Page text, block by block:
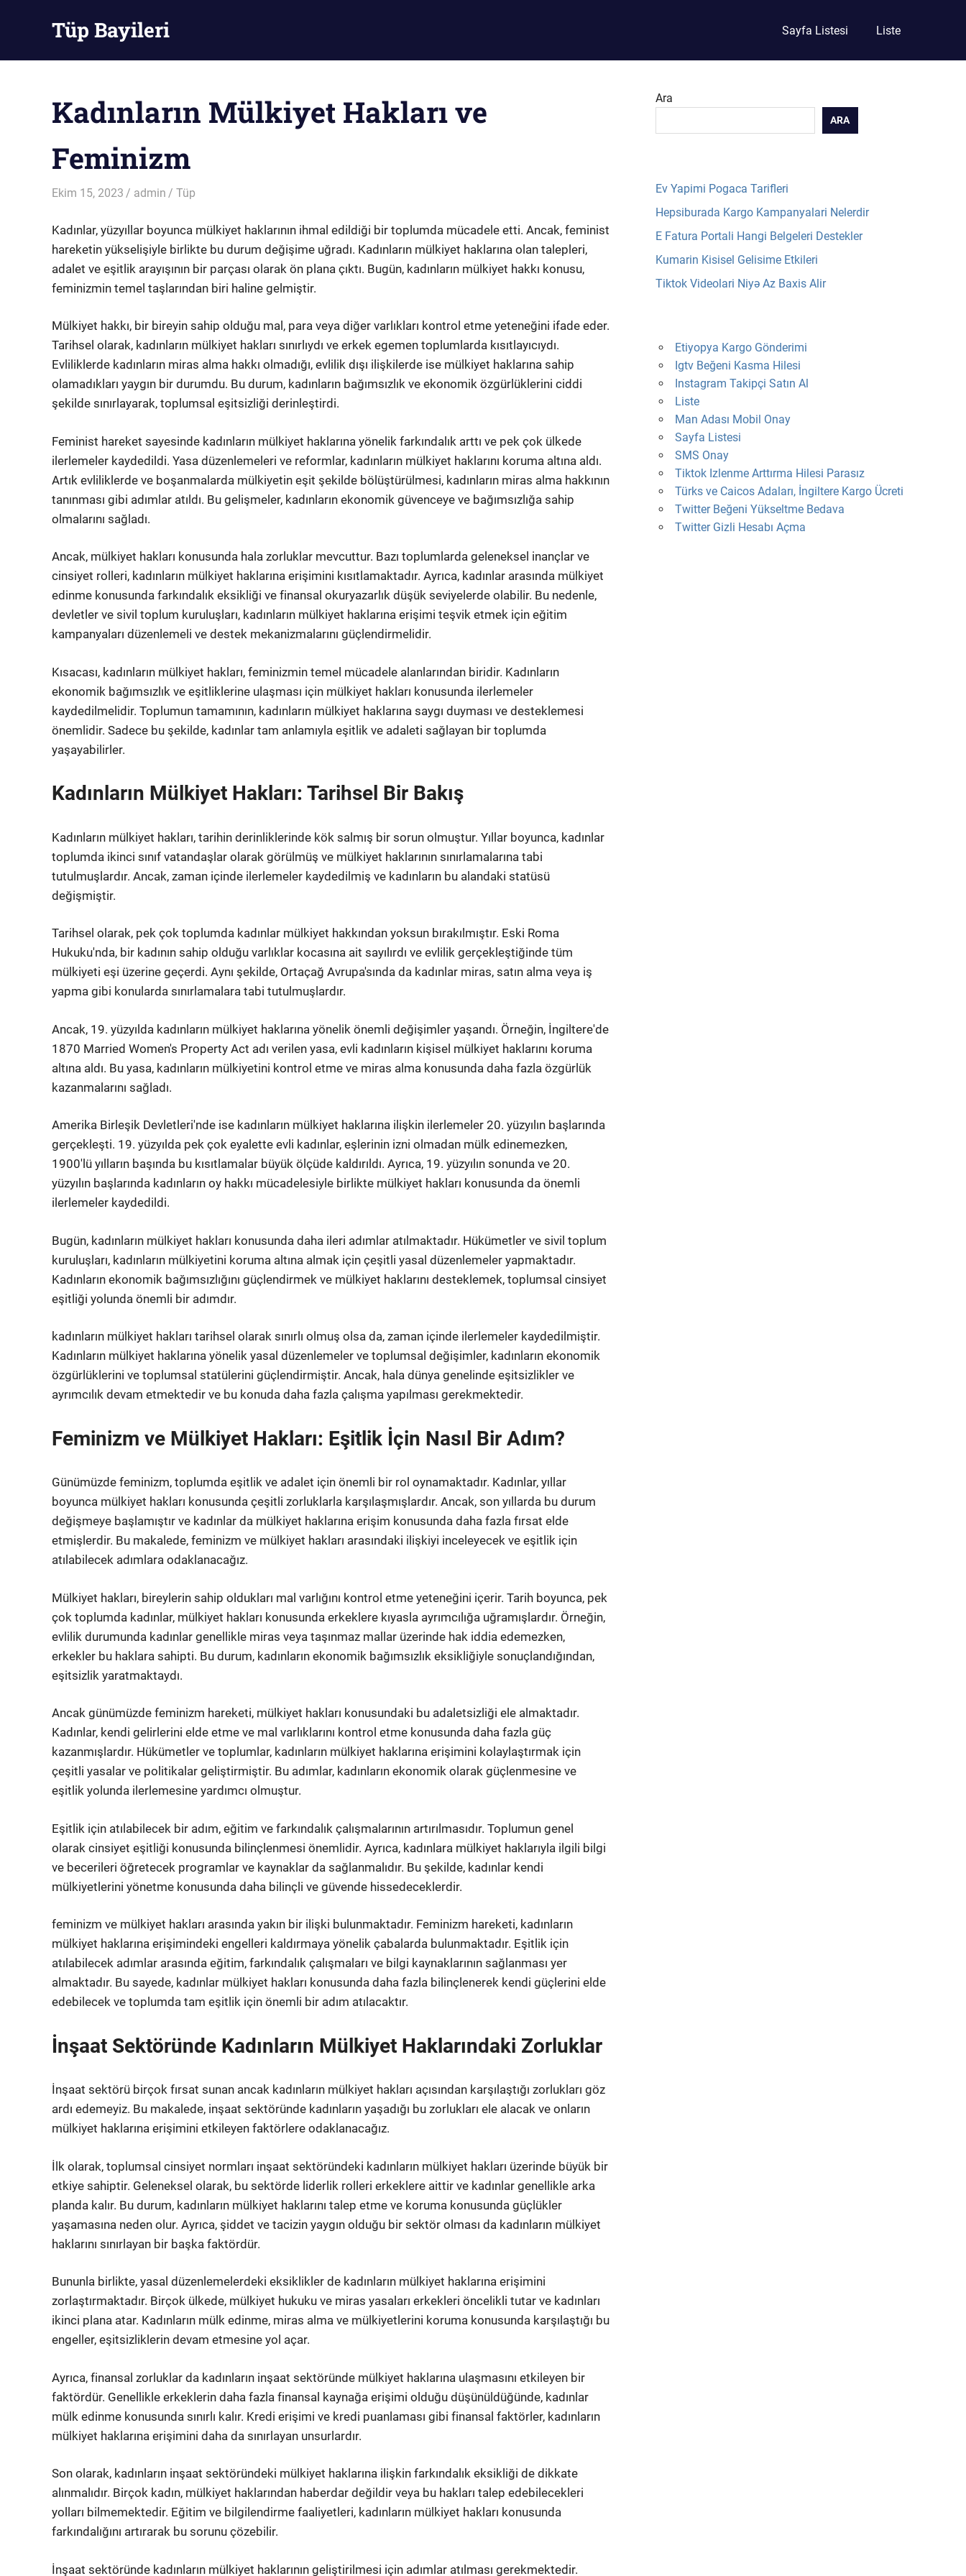
Tüp Bayileri Sayfa Listesi Liste
Kadınların Mülkiyet Hakları ve
Feminizm
Ekim 15, 2023 admin Tüp
Kadınlar, yüzyıllar boyunca mülkiyet haklarının ihmal edildiği bir toplumda mücadele etti. Ancak, feminist
hareketin yükselişiyle birlikte bu durum değişime uğradı. Kadınların mülkiyet haklarına olan talepleri,
adalet ve eşitlik arayışının bir parçası olarak ön plana çıktı. Bugün, kadınların mülkiyet hakkı konusu,
feminizmin temel taşlarından biri haline gelmiştir.
Mülkiyet hakkı, bir bireyin sahip olduğu mal, para veya diğer varlıkları kontrol etme yeteneğini ifade eder.
Tarihsel olarak, kadınların mülkiyet hakları sınırlıydı ve erkek egemen toplumlarda kısıtlayıcıydı.
Evliliklerde kadınların miras alma hakkı olmadığı, evlilik dışı ilişkilerde ise mülkiyet haklarına sahip
olamadıkları yaygın bir durumdu. Bu durum, kadınların bağımsızlık ve ekonomik özgürlüklerini ciddi
şekilde sınırlayarak, toplumsal eşitsizliği derinleştirdi.
Feminist hareket sayesinde kadınların mülkiyet haklarına yönelik farkındalık arttı ve pek çok ülkede
ilerlemeler kaydedildi. Yasa düzenlemeleri ve reformlar, kadınların mülkiyet haklarını koruma altına aldı.
Artık evliliklerde ve boşanmalarda mülkiyetin eşit şekilde bölüştürülmesi, kadınların miras alma hakkının
tanınması gibi adımlar atıldı. Bu gelişmeler, kadınların ekonomik güvenceye ve bağımsızlığa sahip
olmalarını sağladı.
Ancak, mülkiyet hakları konusunda hala zorluklar mevcuttur. Bazı toplumlarda geleneksel inançlar ve
cinsiyet rolleri, kadınların mülkiyet haklarına erişimini kısıtlamaktadır. Ayrıca, kadınlar arasında mülkiyet
edinme konusunda farkındalık eksikliği ve finansal okuryazarlık düşük seviyelerde olabilir. Bu nedenle,
devletler ve sivil toplum kuruluşları, kadınların mülkiyet haklarına erişimi teşvik etmek için eğitim
kampanyaları düzenlemeli ve destek mekanizmalarını güçlendirmelidir.
Kısacası, kadınların mülkiyet hakları, feminizmin temel mücadele alanlarından biridir. Kadınların
ekonomik bağımsızlık ve eşitliklerine ulaşması için mülkiyet hakları konusunda ilerlemeler
kaydedilmelidir. Toplumun tamamının, kadınların mülkiyet haklarına saygı duyması ve desteklemesi
önemlidir. Sadece bu şekilde, kadınlar tam anlamıyla eşitlik ve adaleti sağlayan bir toplumda
yaşayabilirler.
Kadınların Mülkiyet Hakları: Tarihsel Bir Bakış
Kadınların mülkiyet hakları, tarihin derinliklerinde kök salmış bir sorun olmuştur. Yıllar boyunca, kadınlar
toplumda ikinci sınıf vatandaşlar olarak görülmüş ve mülkiyet haklarının sınırlamalarına tabi
tutulmuşlardır. Ancak, zaman içinde ilerlemeler kaydedilmiş ve kadınların bu alandaki statüsü
değişmiştir.
Tarihsel olarak, pek çok toplumda kadınlar mülkiyet hakkından yoksun bırakılmıştır. Eski Roma
Hukuku'nda, bir kadının sahip olduğu varlıklar kocasına ait sayılırdı ve evlilik gerçekleştiğinde tüm
mülkiyeti eşi üzerine geçerdi. Aynı şekilde, Ortaçağ Avrupa'sında da kadınlar miras, satın alma veya iş
yapma gibi konularda sınırlamalara tabi tutulmuşlardır.
Ancak, 19. yüzyılda kadınların mülkiyet haklarına yönelik önemli değişimler yaşandı. Örneğin, İngiltere'de
1870 Married Women's Property Act adı verilen yasa, evli kadınların kişisel mülkiyet haklarını koruma
altına aldı. Bu yasa, kadınların mülkiyetini kontrol etme ve miras alma konusunda daha fazla özgürlük
kazanmalarını sağladı.
Amerika Birleşik Devletleri'nde ise kadınların mülkiyet haklarına ilişkin ilerlemeler 20. yüzyılın başlarında
gerçekleşti. 19. yüzyılda pek çok eyalette evli kadınlar, eşlerinin izni olmadan mülk edinemezken,
1900'lü yılların başında bu kısıtlamalar büyük ölçüde kaldırıldı. Ayrıca, 19. yüzyılın sonunda ve 20.
yüzyılın başlarında kadınların oy hakkı mücadelesiyle birlikte mülkiyet hakları konusunda da önemli
ilerlemeler kaydedildi.
Bugün, kadınların mülkiyet hakları konusunda daha ileri adımlar atılmaktadır. Hükümetler ve sivil toplum
kuruluşları, kadınların mülkiyetini koruma altına almak için çeşitli yasal düzenlemeler yapmaktadır.
Kadınların ekonomik bağımsızlığını güçlendirmek ve mülkiyet haklarını desteklemek, toplumsal cinsiyet
eşitliği yolunda önemli bir adımdır.
kadınların mülkiyet hakları tarihsel olarak sınırlı olmuş olsa da, zaman içinde ilerlemeler kaydedilmiştir.
Kadınların mülkiyet haklarına yönelik yasal düzenlemeler ve toplumsal değişimler, kadınların ekonomik
özgürlüklerini ve toplumsal statülerini güçlendirmiştir. Ancak, hala dünya genelinde eşitsizlikler ve
ayrımcılık devam etmektedir ve bu konuda daha fazla çalışma yapılması gerekmektedir.
Feminizm ve Mülkiyet Hakları: Eşitlik İçin Nasıl Bir Adım?
Günümüzde feminizm, toplumda eşitlik ve adalet için önemli bir rol oynamaktadır. Kadınlar, yıllar
boyunca mülkiyet hakları konusunda çeşitli zorluklarla karşılaşmışlardır. Ancak, son yıllarda bu durum
değişmeye başlamıştır ve kadınlar da mülkiyet haklarına erişim konusunda daha fazla fırsat elde
etmişlerdir. Bu makalede, feminizm ve mülkiyet hakları arasındaki ilişkiyi inceleyecek ve eşitlik için
atılabilecek adımlara odaklanacağız.
Mülkiyet hakları, bireylerin sahip oldukları mal varlığını kontrol etme yeteneğini içerir. Tarih boyunca, pek
çok toplumda kadınlar, mülkiyet hakları konusunda erkeklere kıyasla ayrımcılığa uğramışlardır. Örneğin,
evlilik durumunda kadınlar genellikle miras veya taşınmaz mallar üzerinde hak iddia edemezken,
erkekler bu haklara sahipti. Bu durum, kadınların ekonomik bağımsızlık eksikliğiyle sonuçlandığından,
eşitsizlik yaratmaktaydı.
Ancak günümüzde feminizm hareketi, mülkiyet hakları konusundaki bu adaletsizliği ele almaktadır.
Kadınlar, kendi gelirlerini elde etme ve mal varlıklarını kontrol etme konusunda daha fazla güç
kazanmışlardır. Hükümetler ve toplumlar, kadınların mülkiyet haklarına erişimini kolaylaştırmak için
çeşitli yasalar ve politikalar geliştirmiştir. Bu adımlar, kadınların ekonomik olarak güçlenmesine ve
eşitlik yolunda ilerlemesine yardımcı olmuştur.
Eşitlik için atılabilecek bir adım, eğitim ve farkındalık çalışmalarının artırılmasıdır. Toplumun genel
olarak cinsiyet eşitliği konusunda bilinçlenmesi önemlidir. Ayrıca, kadınlara mülkiyet haklarıyla ilgili bilgi
ve becerileri öğretecek programlar ve kaynaklar da sağlanmalıdır. Bu şekilde, kadınlar kendi
mülkiyetlerini yönetme konusunda daha bilinçli ve güvende hissedeceklerdir.
feminizm ve mülkiyet hakları arasında yakın bir ilişki bulunmaktadır. Feminizm hareketi, kadınların
mülkiyet haklarına erişimindeki engelleri kaldırmaya yönelik çabalarda bulunmaktadır. Eşitlik için
atılabilecek adımlar arasında eğitim, farkındalık çalışmaları ve bilgi kaynaklarının sağlanması yer
almaktadır. Bu sayede, kadınlar mülkiyet hakları konusunda daha fazla bilinçlenerek kendi güçlerini elde
edebilecek ve toplumda tam eşitlik için önemli bir adım atılacaktır.
İnşaat Sektöründe Kadınların Mülkiyet Haklarındaki Zorluklar
İnşaat sektörü birçok fırsat sunan ancak kadınların mülkiyet hakları açısından karşılaştığı zorlukları göz
ardı edemeyiz. Bu makalede, inşaat sektöründe kadınların yaşadığı bu zorlukları ele alacak ve onların
mülkiyet haklarına erişimini etkileyen faktörlere odaklanacağız.
İlk olarak, toplumsal cinsiyet normları inşaat sektöründeki kadınların mülkiyet hakları üzerinde büyük bir
etkiye sahiptir. Geleneksel olarak, bu sektörde liderlik rolleri erkeklere aittir ve kadınlar genellikle arka
planda kalır. Bu durum, kadınların mülkiyet haklarını talep etme ve koruma konusunda güçlükler
yaşamasına neden olur. Ayrıca, şiddet ve tacizin yaygın olduğu bir sektör olması da kadınların mülkiyet
haklarını sınırlayan bir başka faktördür.
Bununla birlikte, yasal düzenlemelerdeki eksiklikler de kadınların mülkiyet haklarına erişimini
zorlaştırmaktadır. Birçok ülkede, mülkiyet hukuku ve miras yasaları erkekleri öncelikli tutar ve kadınları
ikinci plana atar. Kadınların mülk edinme, miras alma ve mülkiyetlerini koruma konusunda karşılaştığı bu
engeller, eşitsizliklerin devam etmesine yol açar.
Ayrıca, finansal zorluklar da kadınların inşaat sektöründe mülkiyet haklarına ulaşmasını etkileyen bir
faktördür. Genellikle erkeklerin daha fazla finansal kaynağa erişimi olduğu düşünüldüğünde, kadınlar
mülk edinme konusunda sınırlı kalır. Kredi erişimi ve kredi puanlaması gibi finansal faktörler, kadınların
mülkiyet haklarına erişimini daha da sınırlayan unsurlardır.
Son olarak, kadınların inşaat sektöründeki mülkiyet haklarına ilişkin farkındalık eksikliği de dikkate
alınmalıdır. Birçok kadın, mülkiyet haklarından haberdar değildir veya bu hakları talep edebilecekleri
yolları bilmemektedir. Eğitim ve bilgilendirme faaliyetleri, kadınların mülkiyet hakları konusunda
farkındalığını artırarak bu sorunu çözebilir.
İnşaat sektöründe kadınların mülkiyet haklarının geliştirilmesi için adımlar atılması gerekmektedir.
Ara
ARA
Ev Yapimi Pogaca Tarifleri
Hepsiburada Kargo Kampanyalari Nelerdir
E Fatura Portali Hangi Belgeleri Destekler
Kumarin Kisisel Gelisime Etkileri
Tiktok Videolari Niyə Az Baxis Alir
Etiyopya Kargo Gönderimi
Igtv Beğeni Kasma Hilesi
Instagram Takipçi Satın Al
Liste
Man Adası Mobil Onay
Sayfa Listesi
SMS Onay
Tiktok Izlenme Arttırma Hilesi Parasız
Türks ve Caicos Adaları, İngiltere Kargo Ücreti
Twitter Beğeni Yükseltme Bedava
Twitter Gizli Hesabı Açma